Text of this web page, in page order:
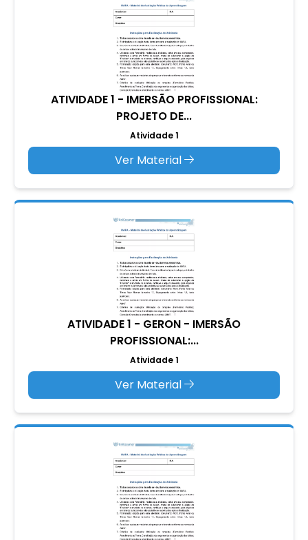
ATIVIDADE 1 - IMERSÃO PROFISSIONAL:
PROJETO DE...
Atividade 1
Ver Material
ATIVIDADE 1 - GERON - IMERSÃO
PROFISSIONAL:...
Atividade 1
Ver Material